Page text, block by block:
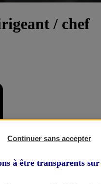
/ chef
Continuer sans accepter
à être transparents